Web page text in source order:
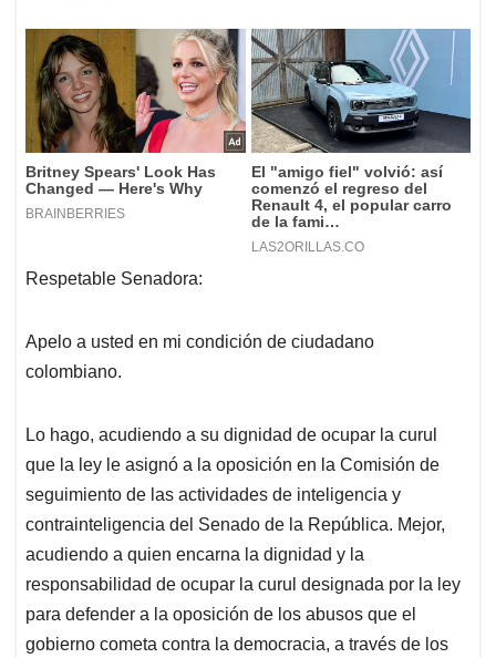
Respetable Senadora:
Apelo a usted en mi condición de ciudadano
colombiano.
Lo hago, acudiendo a su dignidad de ocupar la curul
que la ley le asignó a la oposición en la Comisión de
seguimiento de las actividades de inteligencia y
contrainteligencia del Senado de la República. Mejor,
acudiendo a quien encarna la dignidad y la
responsabilidad de ocupar la curul designada por la ley
para defender a la oposición de los abusos que el
gobierno cometa contra la democracia, a través de los